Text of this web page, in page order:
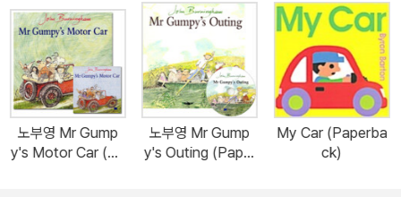
노부영 Mr Gump
y's Motor Car (Pa
노부영 Mr Gump
y's Outing (Paper
My Car (Paperba
ck)